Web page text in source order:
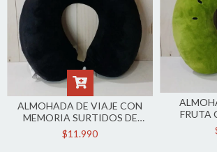
ALMOHADA DE VIAJE CON
MEMORIA SURTIDOS DE
COLORES
$11.990
FRUTA